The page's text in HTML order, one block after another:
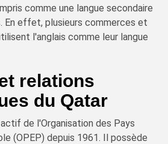
comme une langue secondaire
En effet, plusieurs commerces et
l'anglais comme leur langue
relations
du Qatar
de l'Organisation des Pays
(OPEP) depuis 1961. Il possède